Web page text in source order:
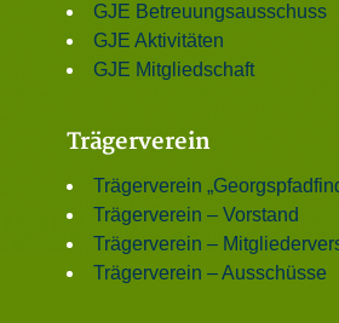
GJE Betreuungsausschuss
GJE Aktivitäten
GJE Mitgliedschaft
Trägerverein
Trägerverein
Trägerverein – Vorstand
Trägerverein –
Trägerverein – Ausschüsse